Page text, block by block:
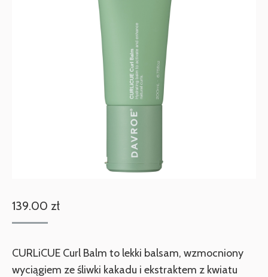
139.00 zł
CURLiCUE Curl Balm to lekki balsam, wzmocniony
wyciągiem ze śliwki kakadu i ekstraktem z kwiatu